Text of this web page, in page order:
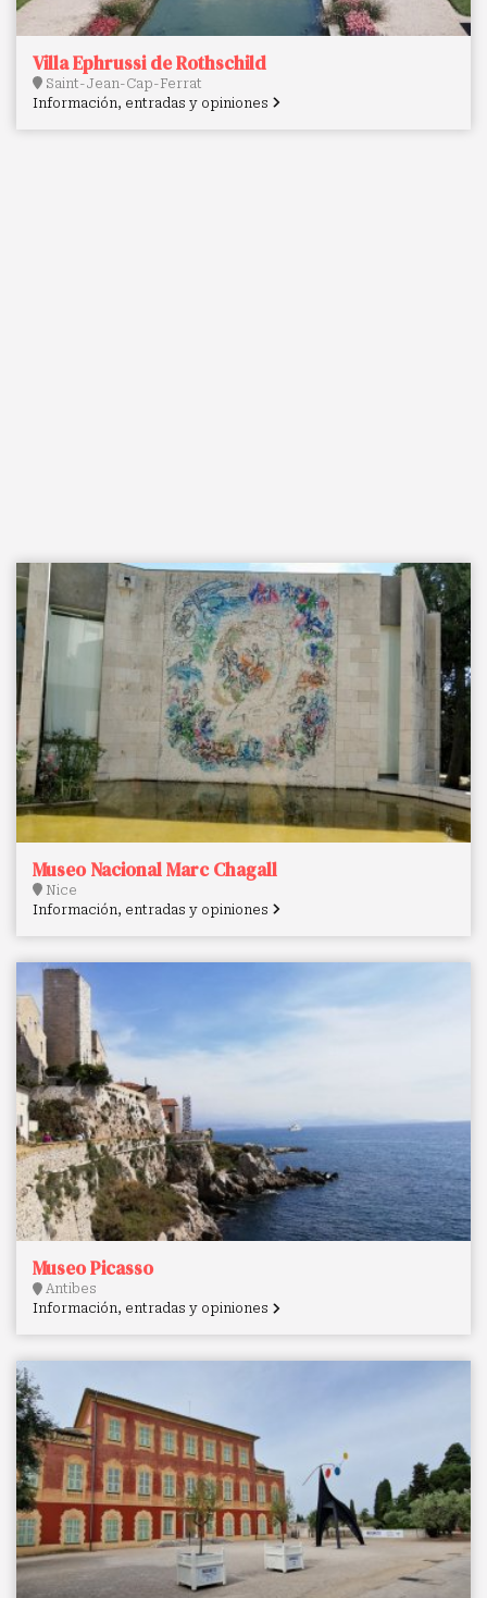
Villa Ephrussi de Rothschild
Saint-Jean-Cap-Ferrat
Información, entradas y opiniones
Museo Nacional Marc Chagall
Nice
Información, entradas y opiniones
Museo Picasso
Antibes
Información, entradas y opiniones